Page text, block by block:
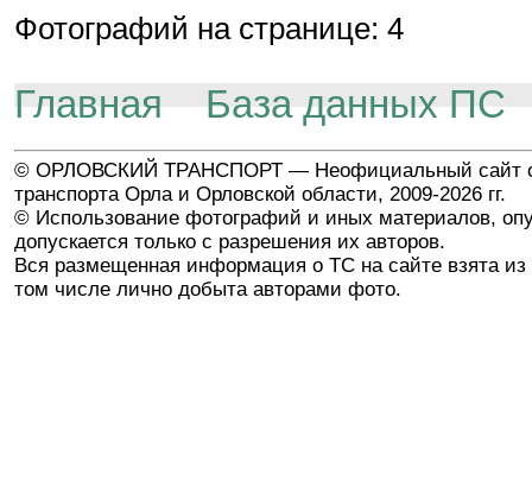
Фотографий на странице: 4
Главная База данных ПС
© ОРЛОВСКИЙ ТРАНСПОРТ — Неофициальный сайт
транспорта Орла и Орловской области, 2009-2026 гг.
© Использование фотографий и иных материалов,
допускается только с разрешения их авторов.
Вся размещенная информация о ТС на сайте взята из
том числе лично добыта авторами фото.